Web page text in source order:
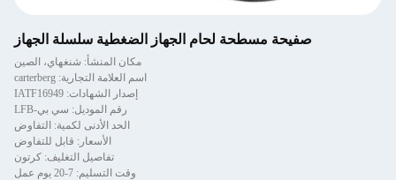
صفيحة مسطحة لحام الجهاز الضغطية سلسلة الجهاز
مكان المنشأ: شنغهاي، الصين
اسم العلامة التجارية: carterberg
إصدار الشهادات: IATF16949
رقم الموديل: سي بي-LFB
الحد الأدنى لكمية: التفاوض
الأسعار: قابل للتفاوض
تفاصيل التغليف: كرتون
وقت التسليم: 7-20 يوم عمل